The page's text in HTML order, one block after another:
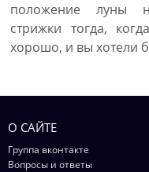
положение луны
стрижки тогда,
хорошо, и вы хотели
О САЙТЕ
Группа вконтакте
Вопросы и ответы